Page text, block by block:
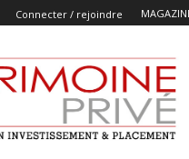
Connecter / rejoindre